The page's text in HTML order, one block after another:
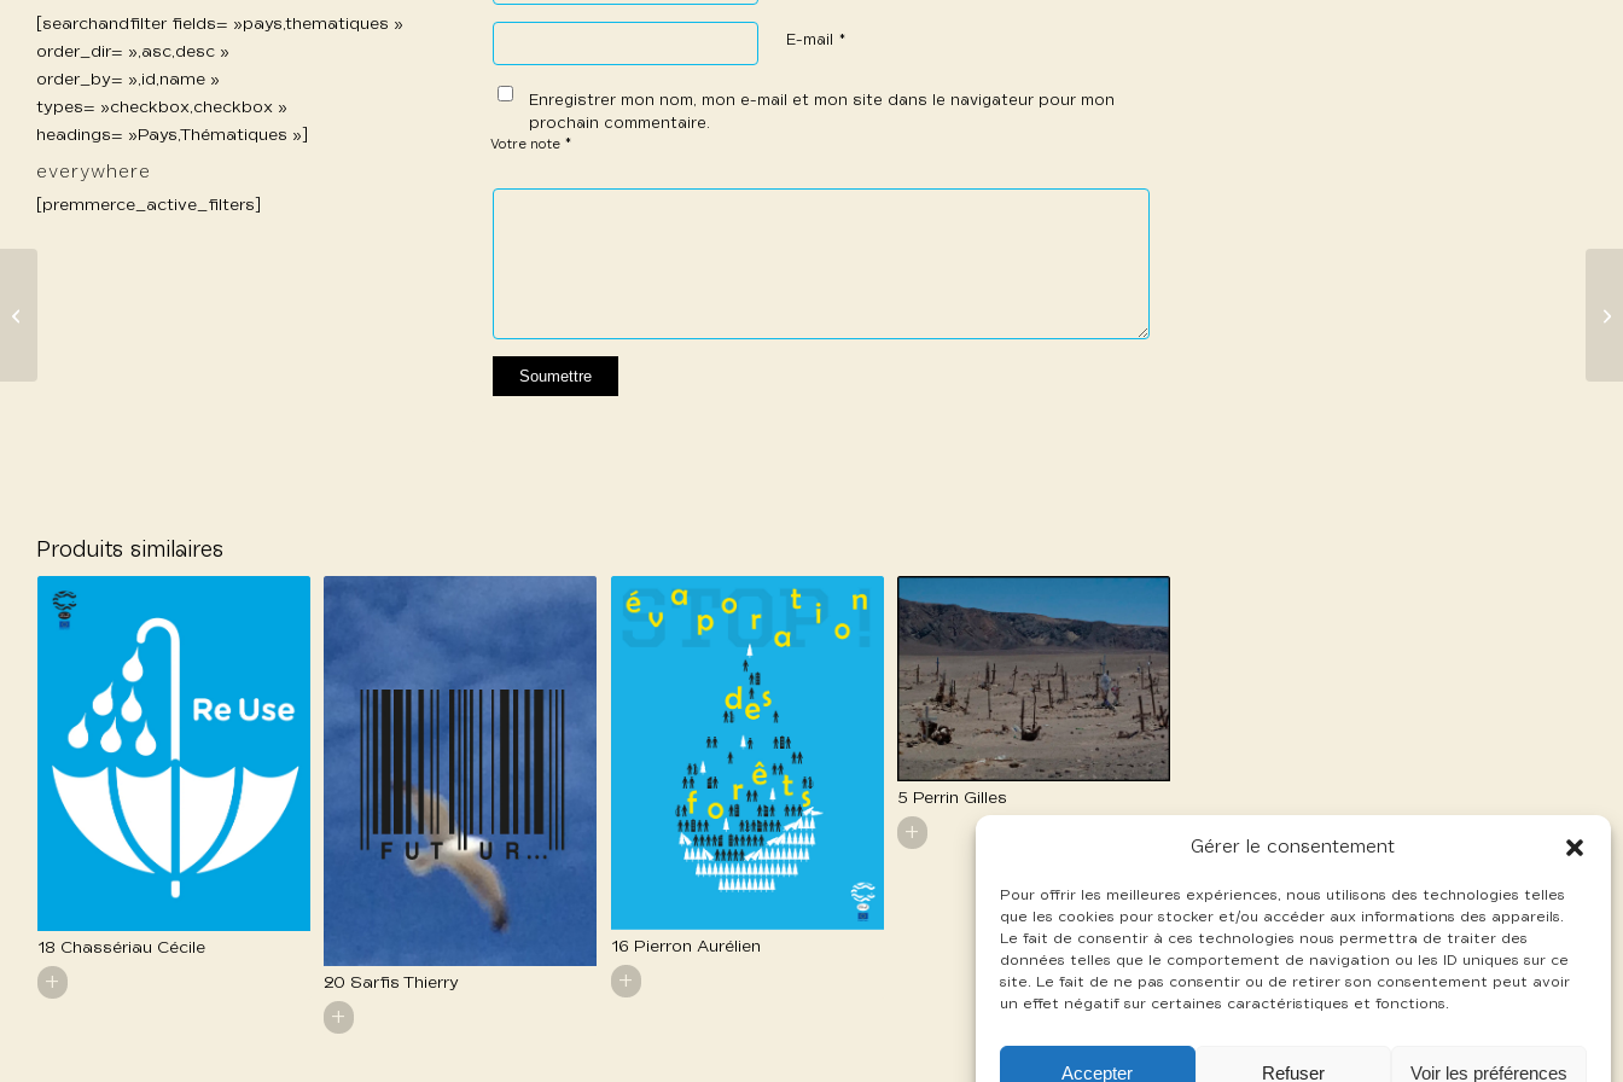
Gérer le consentement
Pour offrir les meilleures expériences, nous utilisons des technologies telles
que les cookies pour stocker et/ou accéder aux informations des appareils.
Le fait de consentir à ces technologies nous permettra de traiter des
données telles que le comportement de navigation ou les ID uniques sur ce
site. Le fait de ne pas consentir ou de retirer son consentement peut avoir
un effet négatif sur certaines caractéristiques et fonctions.
Accepter Refuser Voir les préférences
[searchandfilter fields= »pays,thematiques »
order_dir= »,asc,desc »
order_by= »,id,name »
types= »checkbox,checkbox »
headings= »Pays,Thématiques »]
everywhere
[premmerce_active_filters]
E-mail *
Enregistrer mon nom, mon e-mail et mon site dans le navigateur pour mon
prochain commentaire.
Votre note *
1 étoile
2 étoiles
3 étoiles
4 étoiles
5 étoiles
Produits similaires
18 Chassériau Cécile
+ 20 Sarfis Thierry
+
16 Pierron Aurélien
+
5 Perrin Gilles
+